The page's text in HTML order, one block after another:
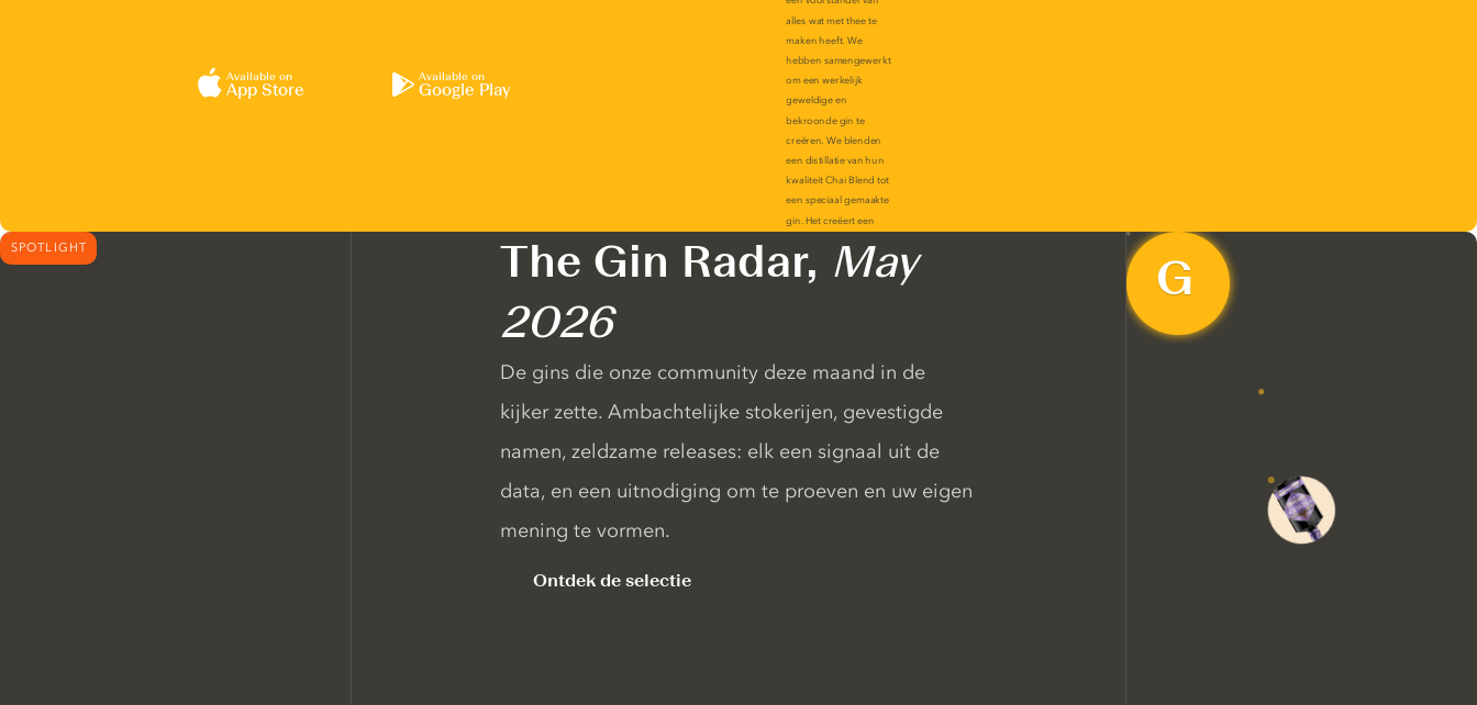
Available on
App Store
Available on
Google Play
SPOTLIGHT The Gin Radar, May
2026
De gins die onze community deze maand in de
kijker zette. Ambachtelijke stokerijen, gevestigde
namen, zeldzame releases: elk een signaal uit de
data, en een uitnodiging om te proeven en uw eigen
mening te vormen.
Ontdek de selectie